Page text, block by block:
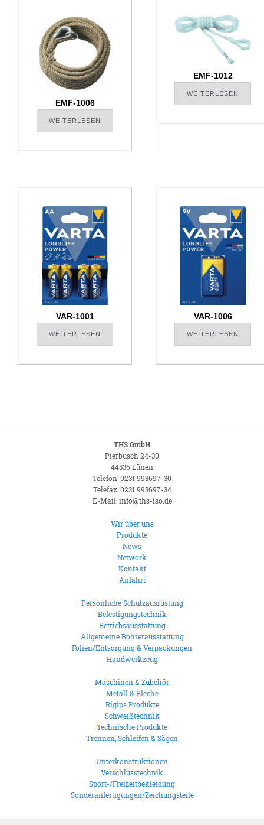
EMF-1006
WEITERLESEN
EMF-1012
WEITERLESEN
VAR-1001
WEITERLESEN
VAR-1006
WEITERLESEN
THS GmbH
Pierbusch 24-30
44536 Lünen
Telefon: 0231 993697-30
Telefax: 0231 993697-34
E-Mail: info@ths-iso.de
Wir über uns
Produkte
News
Network
Kontakt
Anfahrt
Persönliche Schutzausrüstung
Befestigungstechnik
Betriebsausstattung
Allgemeine Bohrerausstattung
Folien/Entsorgung & Verpackungen
Handwerkzeug
Maschinen & Zubehör
Metall & Bleche
Rigips Produkte
Schweißtechnik
Technische Produkte
Trennen, Schleifen & Sägen
Unterkonstruktionen
Verschlusstechnik
Sport-/Freizeitbekleidung
Sonderanfertigungen/Zeichungsteile